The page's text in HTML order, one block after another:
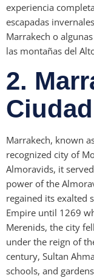
experiencia
escapadas
Marrakech o
las montañas del
2.
Marrakech, known
recognized city of
Almoravids, it
power of the
regained its exalted
Empire until 1269
Merenids, the city
under the reign of
century, Sultan
schools, and